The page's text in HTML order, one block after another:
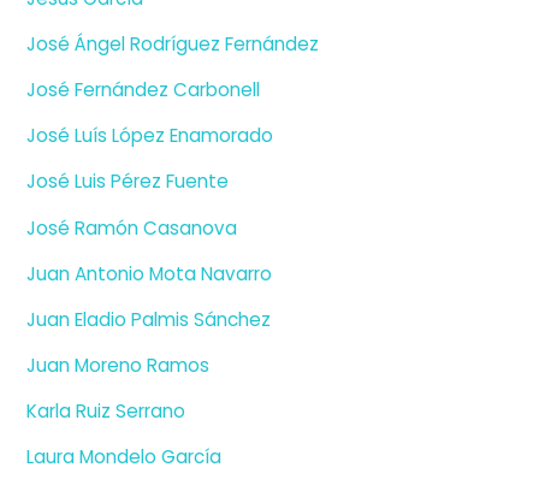
José Ángel Rodríguez Fernández
José Fernández Carbonell
José Luís López Enamorado
José Luis Pérez Fuente
José Ramón Casanova
Juan Antonio Mota Navarro
Juan Eladio Palmis Sánchez
Juan Moreno Ramos
Karla Ruiz Serrano
Laura Mondelo García